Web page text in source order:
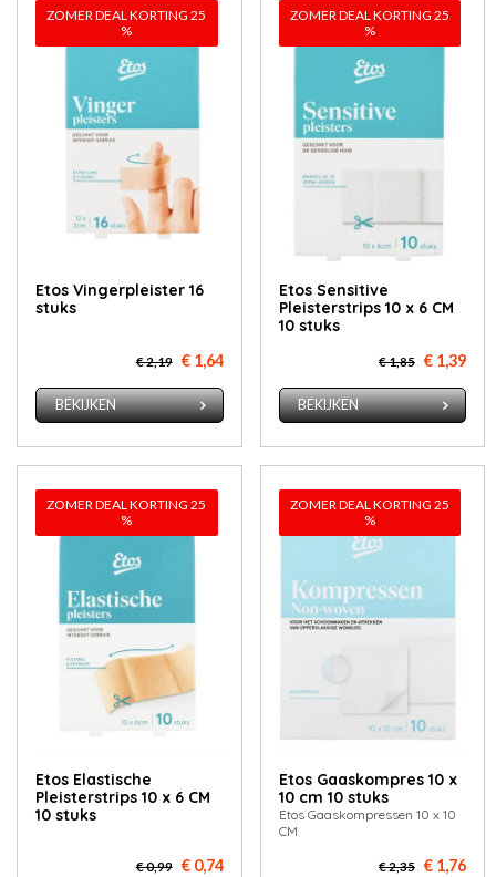
ZOMER DEAL KORTING 25
%
Etos Vin­ger­pleis­ter 16
stuks
€ 2,19 € 1,64
BEKIJKEN
ZOMER DEAL KORTING 25
%
Etos Sensitive
Pleisterstrips 10 x 6 CM
10 stuks
€ 1,85 € 1,39
BEKIJKEN
ZOMER DEAL KORTING 25
%
Etos Elastische
Pleisterstrips 10 x 6 CM
10 stuks
€ 0,99 € 0,74
ZOMER DEAL KORTING 25
%
Etos Gaas­kom­pres 10 x
10 cm 10 stuks
Etos Gaaskompressen 10 x 10
CM
€ 2,35 € 1,76